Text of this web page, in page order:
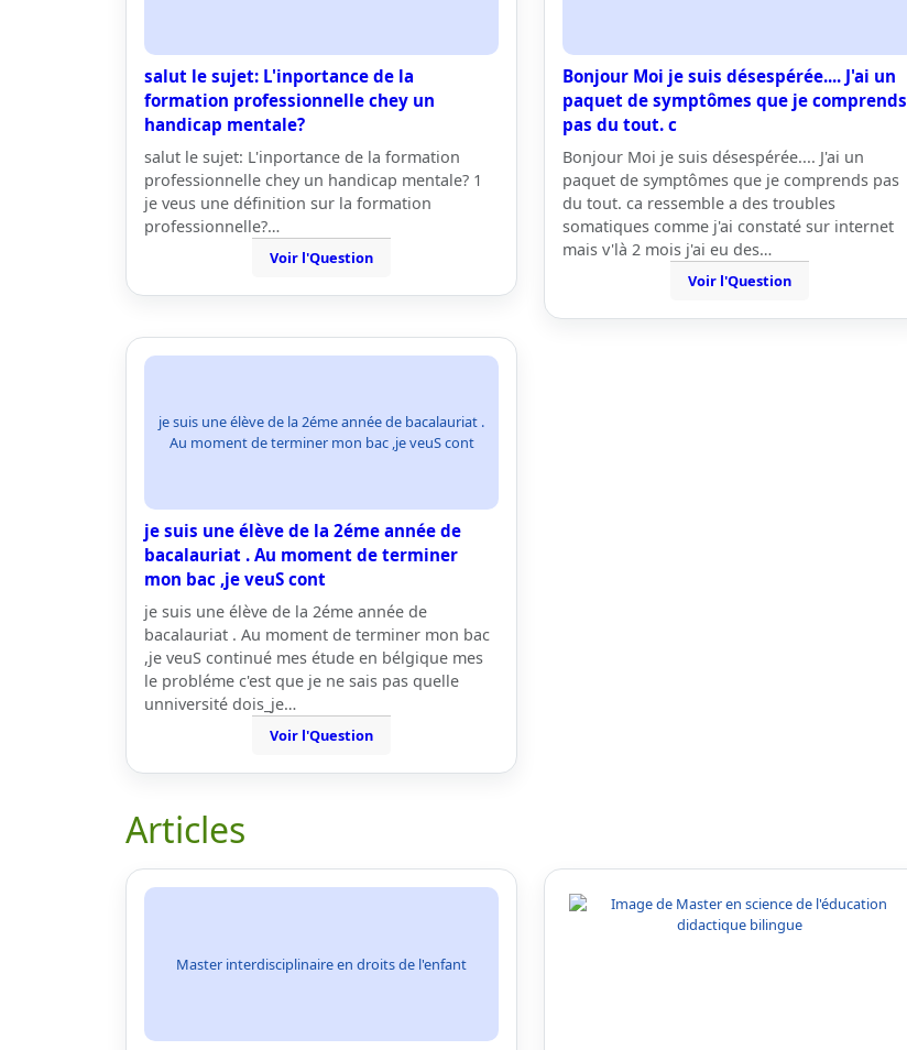
salut le sujet: L'inportance de la
formation professionnelle chey un
handicap mentale?
salut le sujet: L'inportance de la formation
professionnelle chey un handicap mentale? 1
je veus une définition sur la formation
professionnelle?…
Voir l'Question
Bonjour Moi je suis désespérée.... J'ai un
paquet de symptômes que je comprends
pas du tout. c
Bonjour Moi je suis désespérée.... J'ai un
paquet de symptômes que je comprends pas
du tout. ca ressemble a des troubles
somatiques comme j'ai constaté sur internet
mais v'là 2 mois j'ai eu des…
Voir l'Question
je suis une élève de la 2éme année de bacalauriat .
Au moment de terminer mon bac ,je veuS cont
je suis une élève de la 2éme année de
bacalauriat . Au moment de terminer
mon bac ,je veuS cont
je suis une élève de la 2éme année de
bacalauriat . Au moment de terminer mon bac
,je veuS continué mes étude en bélgique mes
le probléme c'est que je ne sais pas quelle
unniversité dois_je…
Voir l'Question
Articles
Master interdisciplinaire en droits de l'enfant